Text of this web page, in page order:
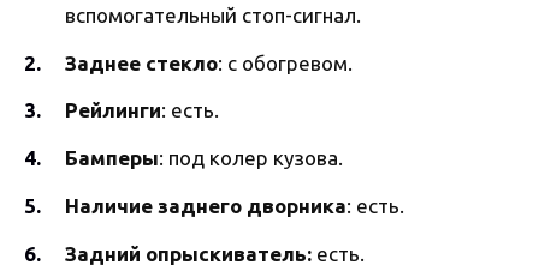
вспомогательный стоп-сигнал.
Заднее стекло: с обогревом.
Рейлинги: есть.
Бамперы: под колер кузова.
Наличие заднего дворника: есть.
Задний опрыскиватель: есть.